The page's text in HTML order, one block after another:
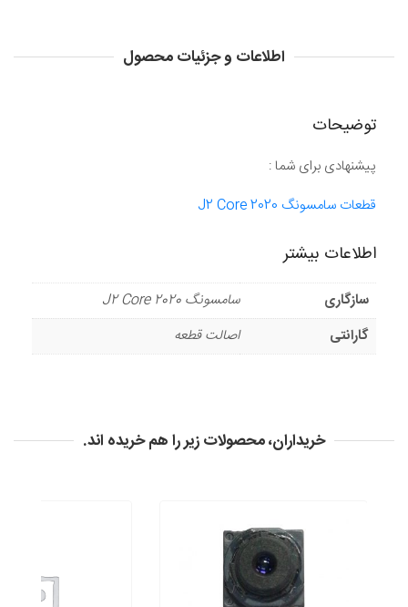
اطلاعات و جزئیات محصول
توضیحات
پیشنهادی برای شما :
قطعات سامسونگ J2 Core 2020
اطلاعات بیشتر
سازگاری
سامسونگ J2 Core 2020
گارانتی
اصالت قطعه
خریداران، محصولات زیر را هم خریده اند.